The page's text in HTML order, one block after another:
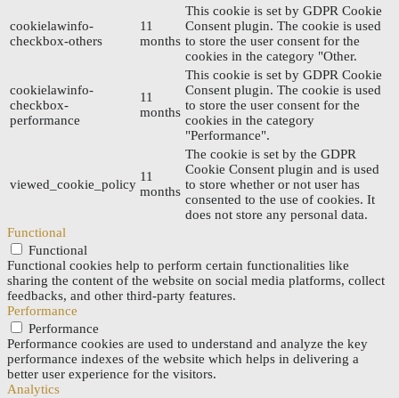
cookielawinfo-
checkbox-others
11
months
This cookie is set by GDPR Cookie
Consent plugin. The cookie is used
to store the user consent for the
cookies in the category "Other.
cookielawinfo-
checkbox-
performance
11
months
This cookie is set by GDPR Cookie
Consent plugin. The cookie is used
to store the user consent for the
cookies in the category
"Performance".
viewed_cookie_policy
11
months
The cookie is set by the GDPR
Cookie Consent plugin and is used
to store whether or not user has
consented to the use of cookies. It
does not store any personal data.
Functional
Functional
Functional cookies help to perform certain functionalities like
sharing the content of the website on social media platforms, collect
feedbacks, and other third-party features.
Performance
Performance
Performance cookies are used to understand and analyze the key
performance indexes of the website which helps in delivering a
better user experience for the visitors.
Analytics